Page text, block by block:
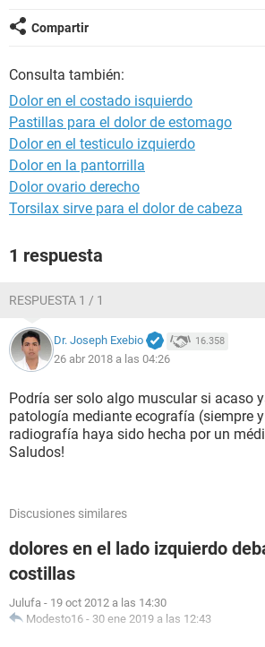
Compartir
Consulta también:
Dolor en el costado isquierdo
Pastillas para el dolor de estomago
Dolor en el testiculo izquierdo
Dolor en la pantorrilla
Dolor ovario derecho
Torsilax sirve para el dolor de cabeza
1 respuesta
RESPUESTA 1 / 1
Dr. Joseph Exebio 16.358
26 abr 2018 a las 04:26
Podría ser solo algo muscular si acaso
patología mediante ecografía (siempre
radiografía haya sido hecha por un
Saludos!
Discusiones similares
dolores en el lado izquierdo
costillas
Julufa - 19 oct 2012 a las 14:30
Modesto16 - 30 ene 2019 a las 12:43